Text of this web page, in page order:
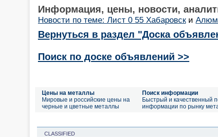
Информация, цены, новости,
Новости по теме: Лист 0 55 Хабаровски
Вернуться в раздел "Доска
Поиск по доске объявлений >>
Цены на металлы
Мировые и российские цены на
черные и цветные металлы
Поиск информации
Быстрый и качественный
информации по рынку
CLASSIFIED